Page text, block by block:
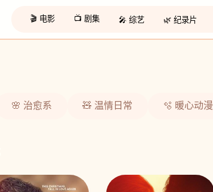
🎬 电影 📺 剧集 🎤 综艺 🌿 纪录片
🌸 治愈系 🧸 温情日常 🫧 暖心动漫